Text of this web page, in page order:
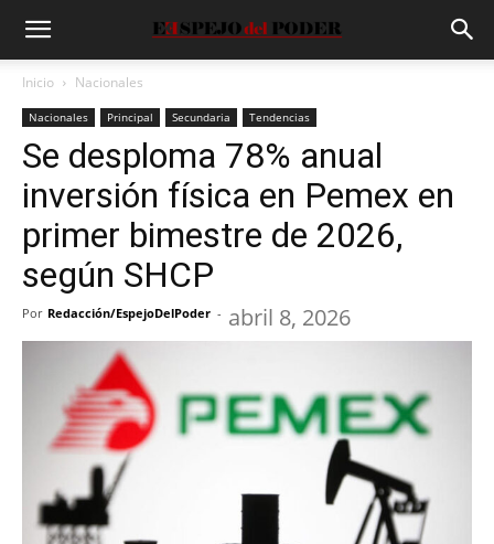
Inicio Nacionales
Nacionales Principal Secundaria Tendencias
Se desploma 78% anual
inversión física en Pemex en
primer bimestre de 2026,
según SHCP
Por Redacción/EspejoDelPoder - abril 8, 2026